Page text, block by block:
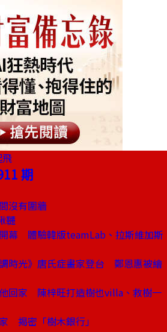
期
沒有圍牆
韆
幕 體驗韓版teamLab、拉斯維加斯
時光》唐氏症畫家登台 鄭恩惠被繪
回家 陳梓旺打造樹也villa、救樹一
揭密「樹木銀行」